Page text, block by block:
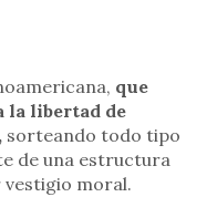
que
la libertad de
sorteando todo tipo
de una estructura
vestigio moral.